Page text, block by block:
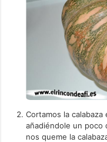
Cortamos la
añadiéndole un poco
nos queme la